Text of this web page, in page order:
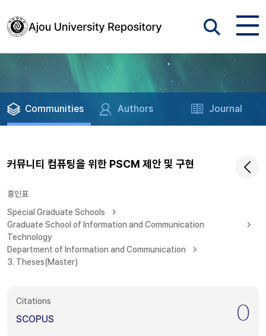
Communities Authors Journal
커뮤니티 컴퓨팅을 위한 PSCM 제안 및 구현
홍인표
Special Graduate Schools
Graduate School of Information and Communication
Technology
Department of Information and Communication
3. Theses(Master)
Citations
SCOPUS 0